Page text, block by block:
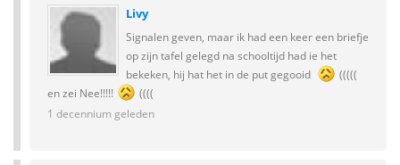
Livy
Signalen geven, maar ik had een keer een briefje
op zijn tafel gelegd na schooltijd had ie het
bekeken, hij hat het in de put gegooid
(((((
en zei Nee!!!!!
((((
1 decennium geleden